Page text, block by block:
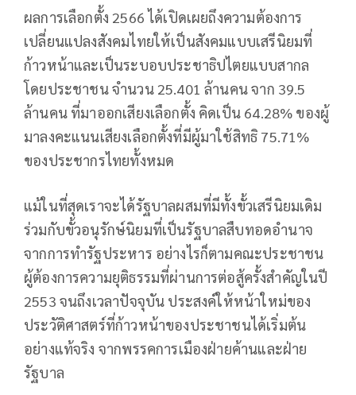
ผลการเลือกตั้ง 2566 ได้เปิดเผยถึงความต้องการ
เปลี่ยนแปลงสังคมไทยให้เป็นสังคมแบบเสรีนิยมที่
ก้าวหน้าและเป็นระบอบประชาธิปไตยแบบสากล
โดยประชาชน จำนวน 25.401 ล้านคน จาก 39.5
ล้านคน ที่มาออกเสียงเลือกตั้ง คิดเป็น 64.28% ของผู้
มาลงคะแนนเสียงเลือกตั้งที่มีผู้มาใช้สิทธิ 75.71%
ของประชากรไทยทั้งหมด
แม้ในที่สุดเราจะได้รัฐบาลผสมที่มีทั้งขั้วเสรีนิยมเดิม
ร่วมกับขั้วอนุรักษ์นิยมที่เป็นรัฐบาลสืบทอดอำนาจ
จากการทำรัฐประหาร อย่างไรก็ตามคณะประชาชน
ผู้ต้องการความยุติธรรมที่ผ่านการต่อสู้ครั้งสำคัญในปี
2553 จนถึงเวลาปัจจุบัน ประสงค์ให้หน้าใหม่ของ
ประวัติศาสตร์ที่ก้าวหน้าของประชาชนได้เริ่มต้น
อย่างแท้จริง จากพรรคการเมืองฝ่ายค้านและฝ่าย
รัฐบาล